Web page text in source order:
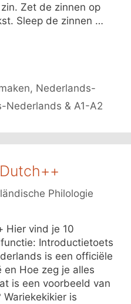
Zet de zinnen op
Sleep de zinnen …
, Nederlands-
Nederlands & A1-A2
Philologie
Hier vind je 10
Introductietoets
is een officiële
Hoe zeg je alles
is een voorbeeld van
is